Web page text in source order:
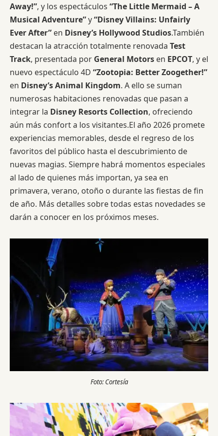
Away!”, y los espectáculos “The Little Mermaid – A
Musical Adventure”y“Disney Villains: Unfairly
Ever After” en Disney’s Hollywood Studios.También
destacan la atracción totalmente renovada Test
Track, presentada por General Motors en EPCOT, y el
nuevo espectáculo 4D “Zootopia: Better Zoogether!”
en Disney’s Animal Kingdom. A ello se suman
numerosas habitaciones renovadas que pasan a
integrar la Disney Resorts Collection, ofreciendo
aún más confort a los visitantes.El año 2026 promete
experiencias memorables, desde el regreso de los
favoritos del público hasta el descubrimiento de
nuevas magias. Siempre habrá momentos especiales
al lado de quienes más importan, ya sea en
primavera, verano, otoño o durante las fiestas de fin
de año. Más detalles sobre todas estas novedades se
darán a conocer en los próximos meses.
Foto: Cortesía